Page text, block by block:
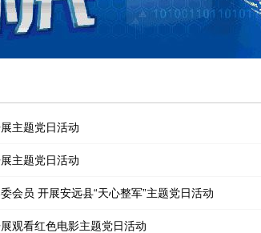
主题党日活动
主题党日活动
会员 开展安远县“天心整军”主题党日活动
观看红色电影主题党日活动